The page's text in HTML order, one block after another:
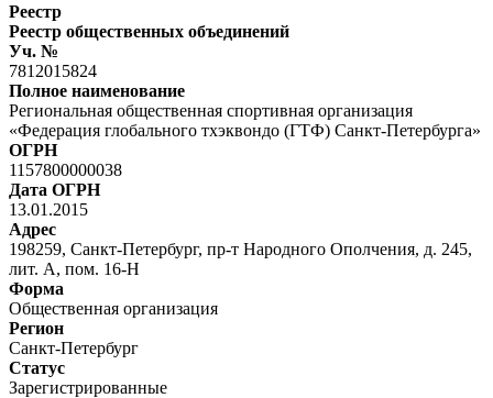
Реестр
Реестр общественных объединений
Уч. №
7812015824
Полное наименование
Региональная общественная спортивная организация
«Федерация глобального тхэквондо (ГТФ) Санкт-Петербурга»
ОГРН
1157800000038
Дата ОГРН
13.01.2015
Адрес
198259, Санкт-Петербург, пр-т Народного Ополчения, д. 245,
лит. А, пом. 16-Н
Форма
Общественная организация
Регион
Санкт-Петербург
Статус
Зарегистрированные